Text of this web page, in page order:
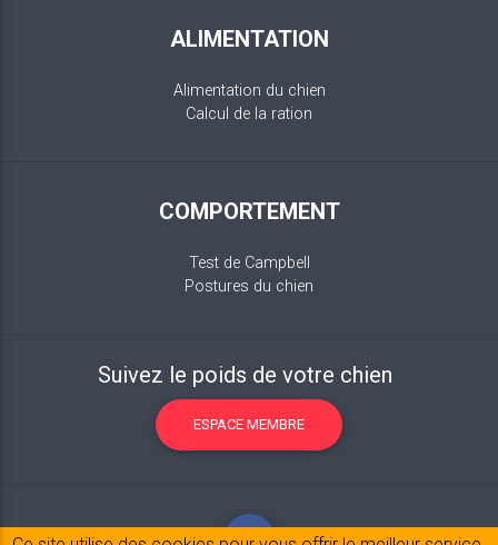
ALIMENTATION
Alimentation du chien
Calcul de la ration
COMPORTEMENT
Test de Campbell
Postures du chien
Suivez le poids de votre chien
ESPACE MEMBRE